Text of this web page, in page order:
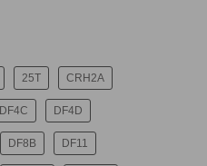
25T CRH2A
DF4C DF4D
DF8B DF11